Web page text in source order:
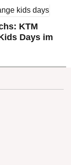
KTM
Days im